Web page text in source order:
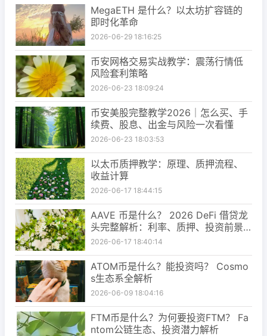
MegaETH 是什么？以太坊扩容链的
即时化革命
2026-06-29 18:16:25
币安网格交易实战教学：震荡行情低
风险套利策略
2026-06-23 18:09:24
币安美股完整教学2026｜怎么买、手
续费、股息、出金与风险一次看懂
2026-06-23 18:03:53
以太币质押教学：原理、质押流程、
收益计算
2026-06-17 18:44:15
AAVE 币是什么？ 2026 DeFi 借贷龙
头完整解析：利率、质押、投资前景
一次看懂
2026-06-17 18:40:14
ATOM币是什么？能投资吗？ Cosmo
s生态系全解析
2026-06-09 18:04:16
FTM币是什么？为何要投资FTM？ Fa
ntom公链生态、投资潜力解析